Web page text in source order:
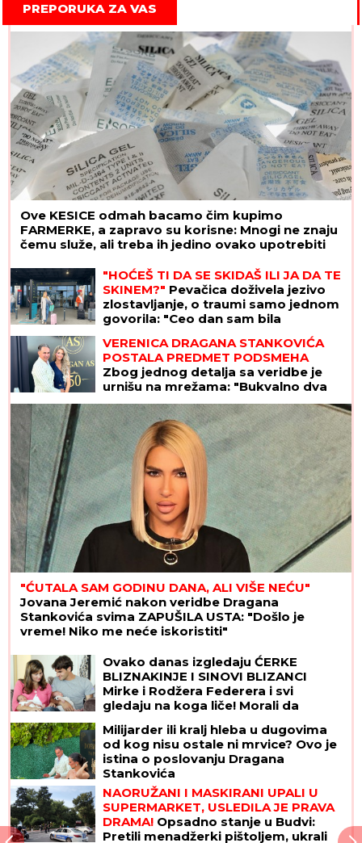
PREPORUKA ZA VAS
Ove KESICE odmah bacamo čim kupimo
FARMERKE, a zapravo su korisne: Mnogi ne znaju
čemu služe, ali treba ih jedino ovako upotrebiti
"HOĆEŠ TI DA SE SKIDAŠ ILI JA DA TE
SKINEM?" Pevačica doživela jezivo
zlostavljanje, o traumi samo jednom
govorila: "Ceo dan sam bila
VERENICA DRAGANA STANKOVIĆA
POSTALA PREDMET PODSMEHA
Zbog jednog detalja sa veridbe je
urnišu na mrežama: "Bukvalno dva
dinara"
"ĆUTALA SAM GODINU DANA, ALI VIŠE NEĆU"
Jovana Jeremić nakon veridbe Dragana
Stankovića svima ZAPUŠILA USTA: "Došlo je
vreme! Niko me neće iskoristiti"
Ovako danas izgledaju ĆERKE
BLIZNAKINJE I SINOVI BLIZANCI
Mirke i Rodžera Federera i svi
gledaju na koga liče! Morali da
milijarder: "Neka znaju da novac ne
pada sa neba"
Milijarder ili kralj hleba u dugovima
od kog nisu ostale ni mrvice? Ovo je
istina o poslovanju Dragana
Stankovića
NAORUŽANI I MASKIRANI UPALI U
SUPERMARKET, USLEDILA JE PRAVA
DRAMA! Opsadno stanje u Budvi:
Pretili menadžerki pištoljem, ukrali